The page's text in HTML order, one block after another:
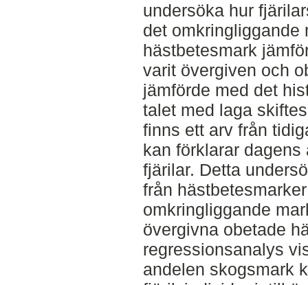
undersöka hur
det omkringliggande
hästbetesmark
varit övergiven och
jämförde med det
talet med laga
finns ett arv från
kan förklarar
fjärilar. Detta
från
omkringliggande
övergivna obetade
regressionsanalys
andelen skogsmark